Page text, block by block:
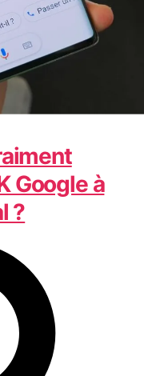
Google à
?